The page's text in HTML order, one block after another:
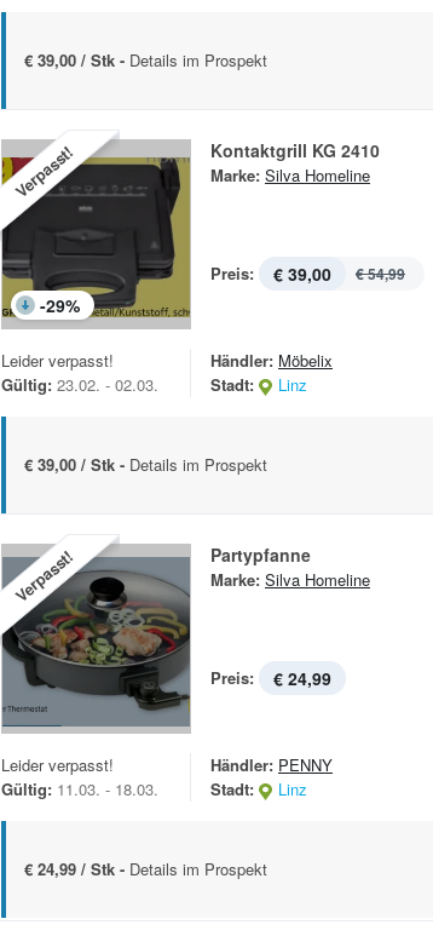
€ 39,00 / Stk - Details im Prospekt
Verpasst!
-29%
Kontaktgrill KG 2410
Marke: Silva Homeline
Preis: € 39,00 € 54,99
Leider verpasst!
Gültig: 23.02. - 02.03.
Händler: Möbelix
Stadt:
Linz
€ 39,00 / Stk - Details im Prospekt
Verpasst! Partypfanne
Marke: Silva Homeline
Preis: € 24,99
Leider verpasst!
Gültig: 11.03. - 18.03.
Händler: PENNY
Stadt:
Linz
€ 24,99 / Stk - Details im Prospekt